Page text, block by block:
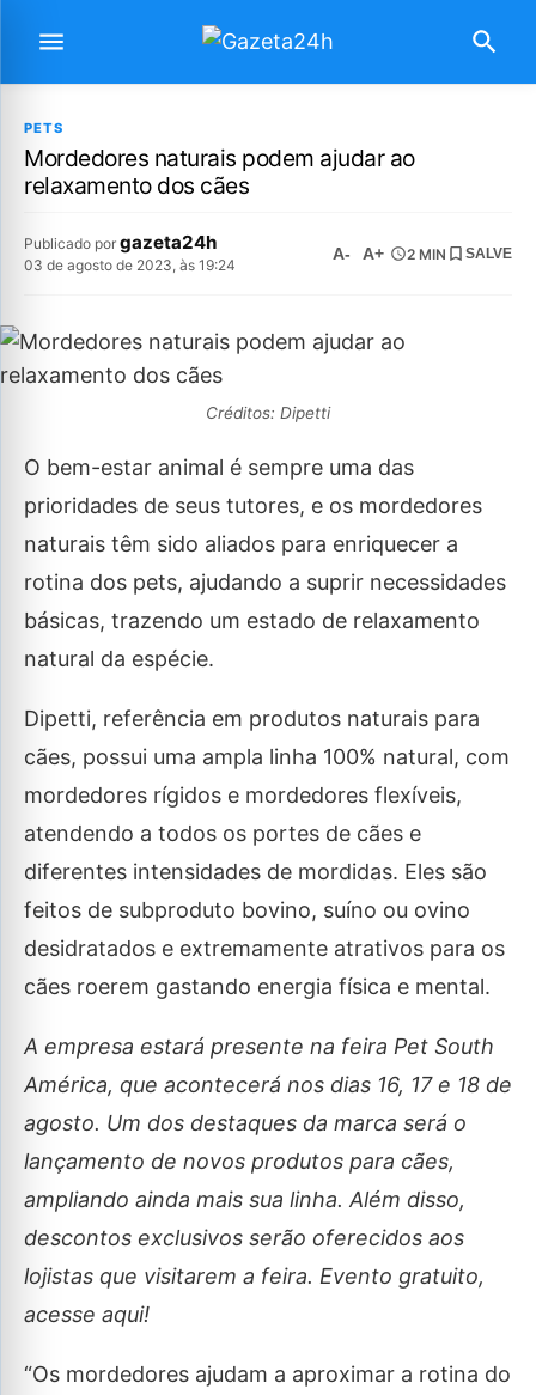
PETS
Mordedores naturais podem ajudar ao
relaxamento dos cães
Publicado por gazeta24h
03 de agosto de 2023, às 19:24
A- A+ 2 MIN SALVE
Créditos: Dipetti
O bem-estar animal é sempre uma das
prioridades de seus tutores, e os mordedores
naturais têm sido aliados para enriquecer a
rotina dos pets, ajudando a suprir necessidades
básicas, trazendo um estado de relaxamento
natural da espécie.
Dipetti, referência em produtos naturais para
cães, possui uma ampla linha 100% natural, com
mordedores rígidos e mordedores flexíveis,
atendendo a todos os portes de cães e
diferentes intensidades de mordidas. Eles são
feitos de subproduto bovino, suíno ou ovino
desidratados e extremamente atrativos para os
cães roerem gastando energia física e mental.
A empresa estará presente na feira Pet South
América, que acontecerá nos dias 16, 17 e 18 de
agosto. Um dos destaques da marca será o
lançamento de novos produtos para cães,
ampliando ainda mais sua linha. Além disso,
descontos exclusivos serão oferecidos aos
lojistas que visitarem a feira. Evento gratuito,
acesse aqui!
“Os mordedores ajudam a aproximar a rotina do